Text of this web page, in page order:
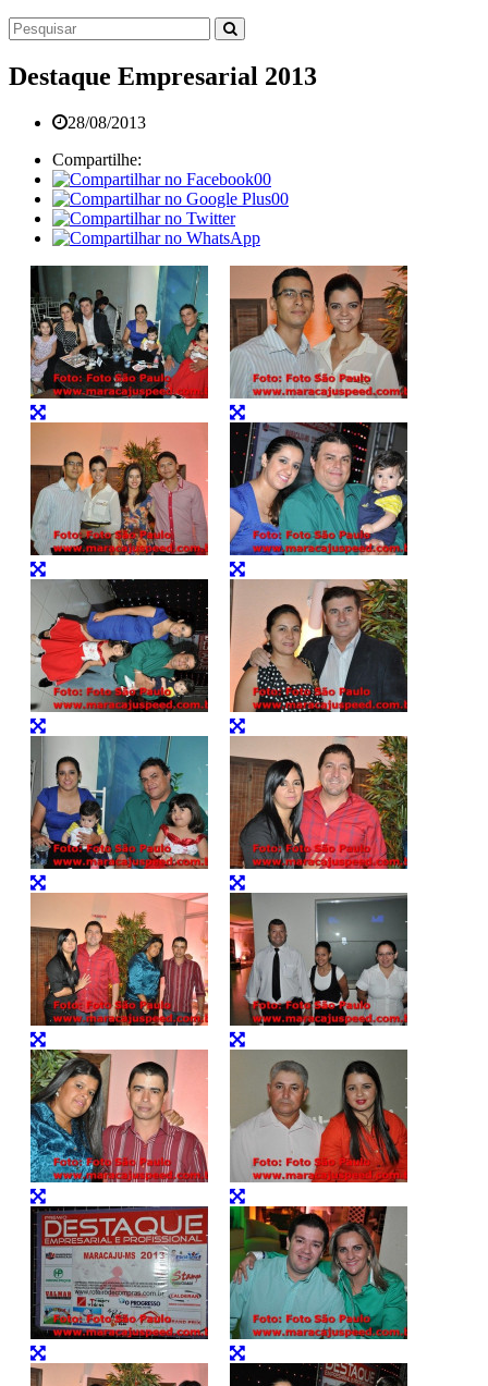
Destaque Empresarial 2013
28/08/2013
Compartilhe:
00
00